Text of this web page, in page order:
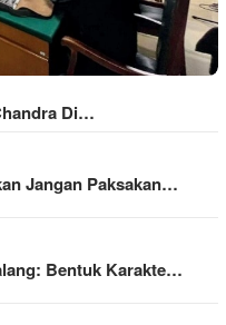
Di…
Jangan Paksakan…
Bentuk Karakte…